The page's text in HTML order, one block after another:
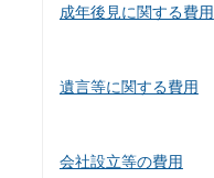
成年後見に関する費用
遺言等に関する費用
会社設立等の費用